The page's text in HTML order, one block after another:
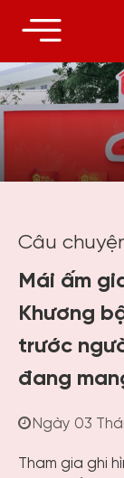
Câu
Mái ấm
Khương
trước
đang
Ngày 03
Tham gia ghi